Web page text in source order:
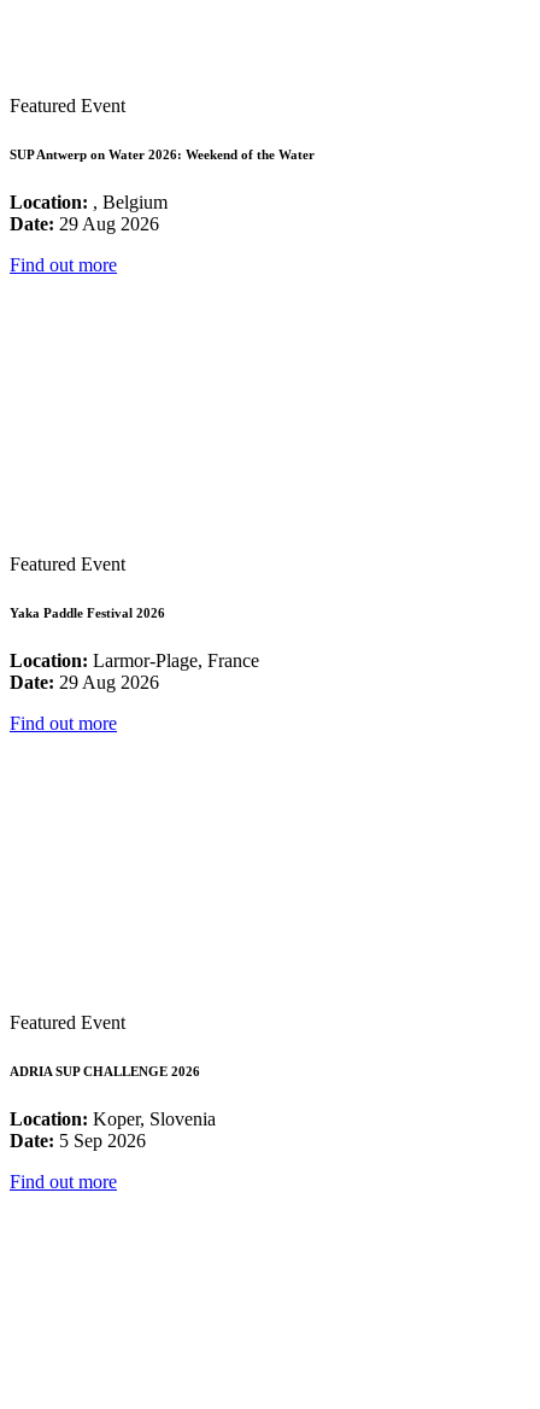
Featured Event
SUP Antwerp on Water 2026: Weekend of the Water
Location: , Belgium
Date: 29 Aug 2026
Find out more
Featured Event
Yaka Paddle Festival 2026
Location: Larmor-Plage, France
Date: 29 Aug 2026
Find out more
Featured Event
ADRIA SUP CHALLENGE 2026
Location: Koper, Slovenia
Date: 5 Sep 2026
Find out more